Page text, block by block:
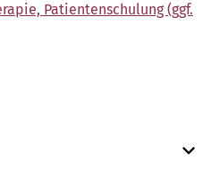
Patientenschulung (ggf.